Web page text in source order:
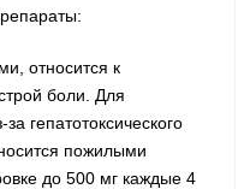
относится к
боли. Для
гепатотоксического
пожилыми
до 500 мг каждые 4